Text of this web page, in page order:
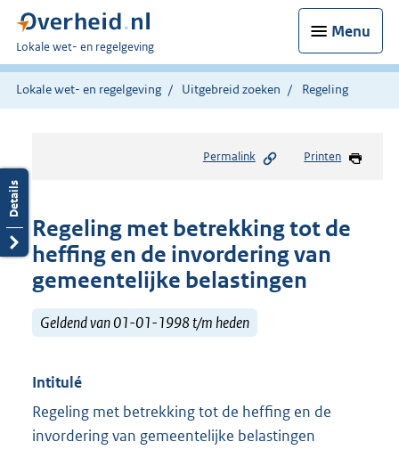
Menu
U
bent
hier:
Lokale wet- en regelgeving
Lokale wet- en regelgeving Uitgebreid zoeken Regeling
Permalink Printen
Regeling met betrekking tot de
heffing en de invordering van
gemeentelijke belastingen
Geldend van 01-01-1998 t/m heden
Intitulé
Regeling met betrekking tot de heffing en de
invordering van gemeentelijke belastingen